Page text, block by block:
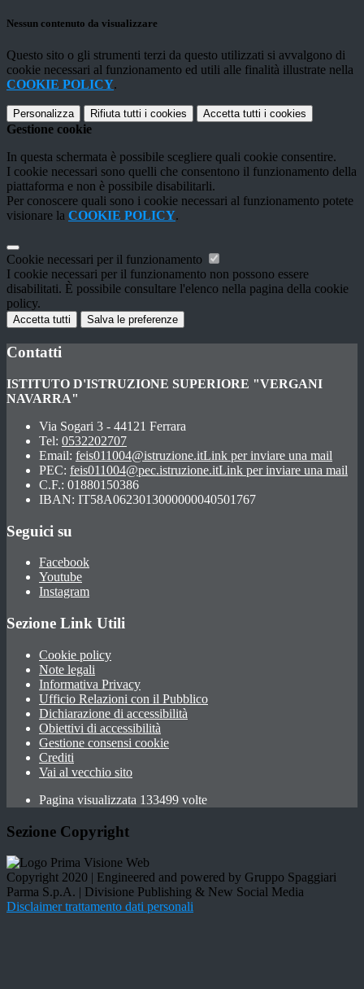
Nessun contenuto da visualizzare
Questo sito o gli strumenti terzi da questo utilizzati si avvalgono di
cookie necessari al funzionamento ed utili alle finalità illustrate nella
COOKIE POLICY.
Personalizza Rifiuta tutti i cookies Accetta tutti i cookies
Gestione cookie
In questa schermata è possibile scegliere quali cookie consentire.
I cookie necessari sono quelli che consentono il funzionamento della
piattaforma e non è possibile disabilitarli.
Per conoscere quali sono i cookie necessari al funzionamento potete
visionare la COOKIE POLICY.
Cookie necessari per il funzionamento
I cookie necessari per il funzionamento non possono essere
disabilitati. È possibile consultare l'elenco nella pagina della cookie
policy.
Accetta tutti Salva le preferenze
Contatti
ISTITUTO D'ISTRUZIONE SUPERIORE "VERGANI
NAVARRA"
Via Sogari 3 - 44121 Ferrara
Tel: 0532202707
Email: feis011004@istruzione.itLink per inviare una mail
PEC: feis011004@pec.istruzione.itLink per inviare una mail
C.F.: 01880150386
IBAN: IT58A0623013000000040501767
Seguici su
Facebook
Youtube
Instagram
Sezione Link Utili
Cookie policy
Note legali
Informativa Privacy
Ufficio Relazioni con il Pubblico
Dichiarazione di accessibilità
Obiettivi di accessibilità
Gestione consensi cookie
Crediti
Vai al vecchio sito
Pagina visualizzata 133499 volte
Sezione Copyright
Copyright 2020 | Engineered and powered by Gruppo Spaggiari
Parma S.p.A. | Divisione Publishing & New Social Media
Disclaimer trattamento dati personali